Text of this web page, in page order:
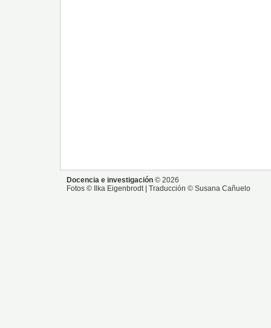
Docencia e investigación © 2026
Fotos © Ilka Eigenbrodt | Traducción © Susana Cañuelo